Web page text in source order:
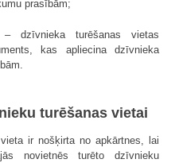
prasībām;
dzīvnieka turēšanas vietas
kas apliecina dzīvnieka
turēšanas vietai
ir nošķirta no apkārtnes, lai
novietnēs turēto dzīvnieku